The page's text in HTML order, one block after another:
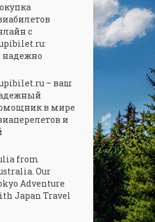
с
надежно
– ваш
в мире
и
from
Our
Adventure
Japan Travel